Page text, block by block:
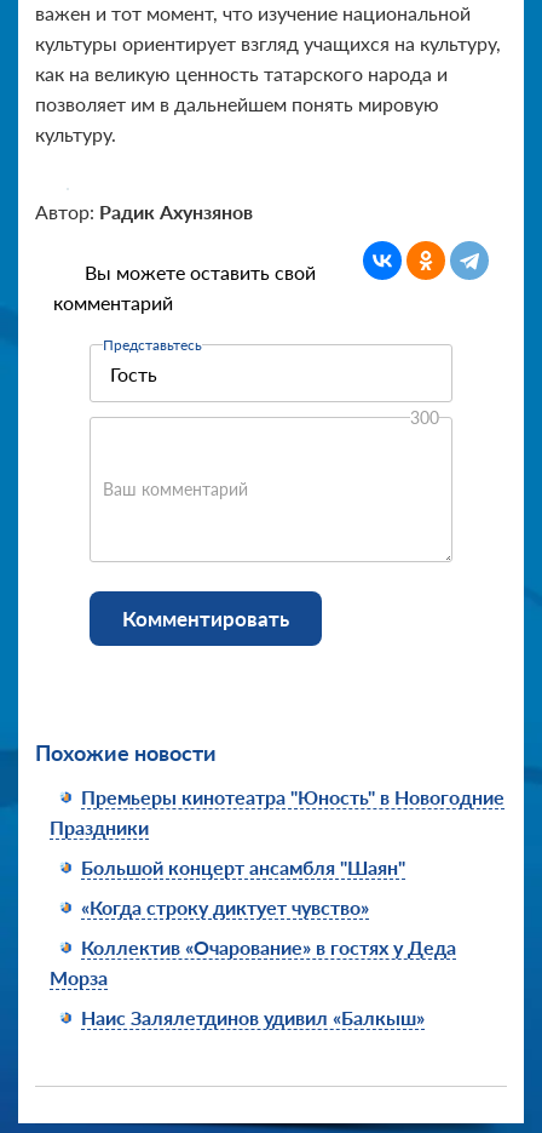
важен и тот момент, что изучение национальной
культуры ориентирует взгляд учащихся на культуру,
как на великую ценность татарского народа и
позволяет им в дальнейшем понять мировую
культуру.
Автор: Радик Ахунзянов
Вы можете оставить свой
комментарий
Представьтесь
Ваш комментарий
300
Комментировать
Похожие новости
Премьеры кинотеатра "Юность" в Новогодние
Праздники
Большой концерт ансамбля "Шаян"
«Когда строку диктует чувство»
Коллектив «Очарование» в гостях у Деда
Морза
Наис Залялетдинов удивил «Балкыш»